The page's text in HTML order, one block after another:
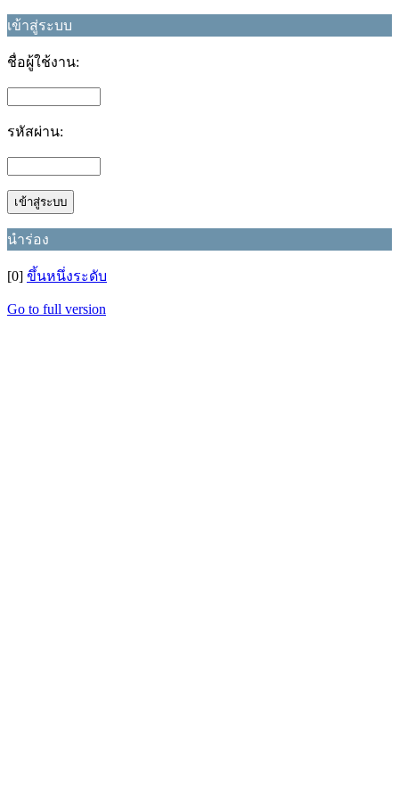
เข้าสู่ระบบ
ชื่อผู้ใช้งาน:
รหัสผ่าน:
นำร่อง
[0] ขึ้นหนึ่งระดับ
Go to full version